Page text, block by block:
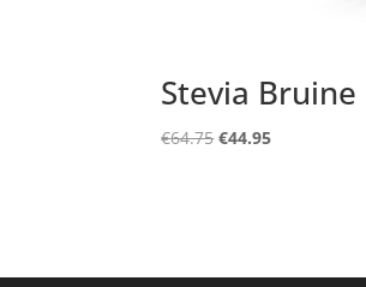
Stevia
€64.75Oorspronkelijke
€44.95Huidige